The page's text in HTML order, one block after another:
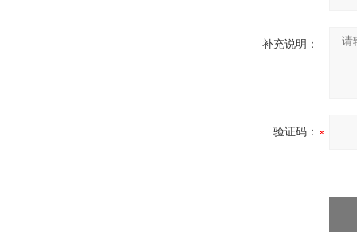
补充说明：
验证码：